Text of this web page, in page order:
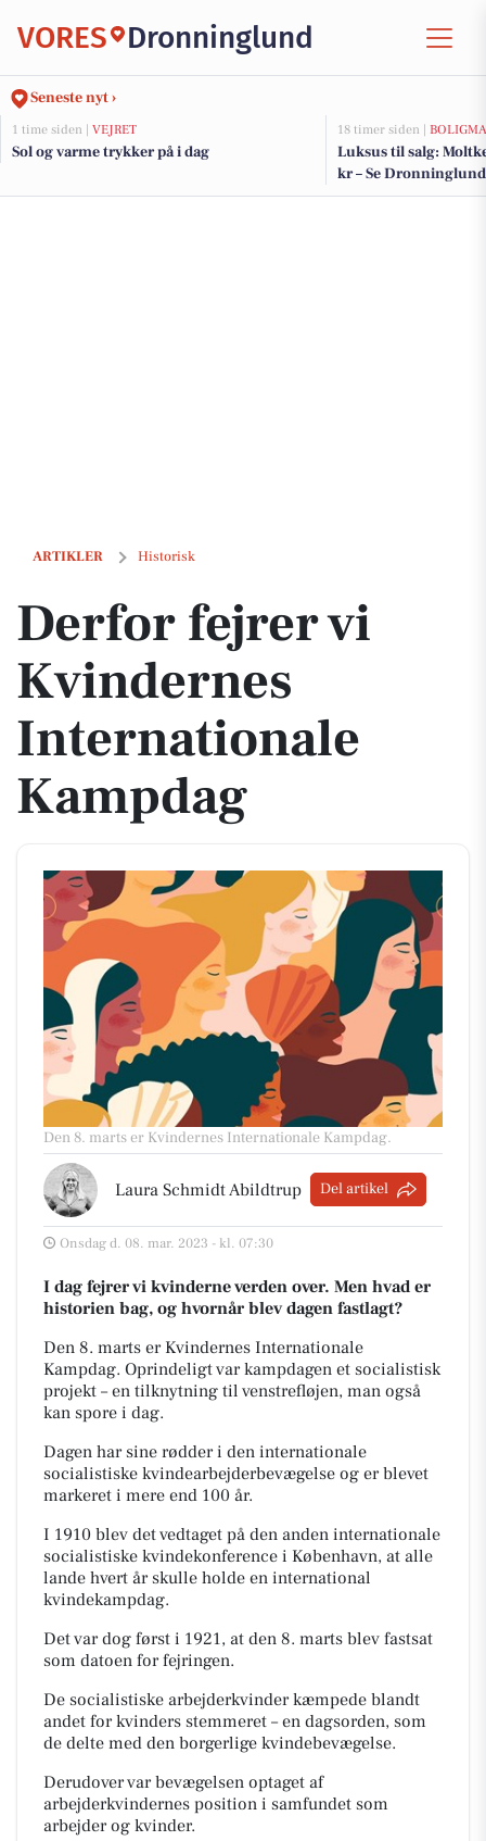
VORES Dronninglund
Seneste nyt ›
1 time siden | VEJRET
Sol og varme trykker på i dag
18 timer siden |
Luksus til salg:
kr – Se
ARTIKLER Historisk
Derfor fejrer vi Kvindernes Internationale Kampdag
Derfor fejrer vi
Kvindernes
Internationale
Kampdag
Den 8. marts er Kvindernes Internationale Kampdag.
Laura Schmidt Abildtrup Del artikel
Onsdag d. 08. mar. 2023 - kl. 07:30
I dag fejrer vi kvinderne verden over. Men hvad er
historien bag, og hvornår blev dagen fastlagt?
Den 8. marts er Kvindernes Internationale
Kampdag. Oprindeligt var kampdagen et socialistisk
projekt – en tilknytning til venstrefløjen, man også
kan spore i dag.
Dagen har sine rødder i den internationale
socialistiske kvindearbejderbevægelse og er blevet
markeret i mere end 100 år.
I 1910 blev det vedtaget på den anden internationale
socialistiske kvindekonference i København, at alle
lande hvert år skulle holde en international
kvindekampdag.
Det var dog først i 1921, at den 8. marts blev fastsat
som datoen for fejringen.
De socialistiske arbejderkvinder kæmpede blandt
andet for kvinders stemmeret – en dagsorden, som
de delte med den borgerlige kvindebevægelse.
Derudover var bevægelsen optaget af
arbejderkvindernes position i samfundet som
arbejderog kvinder.